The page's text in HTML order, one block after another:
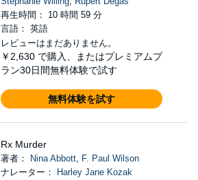
再生時間： 10 時間 59 分
言語： 英語
レビューはまだありません。
￥2,630 で購入、またはプレミアムプ
ラン30日間無料体験で試す
無料体験を試す
Rx Murder
著者： Nina Abbott, F. Paul Wilson
ナレーター：
Harley Jane Kozak